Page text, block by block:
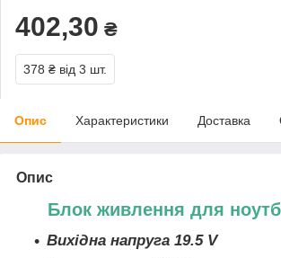
402,30 ₴
378 ₴ від 3 шт.
Опис Характеристики Доставка
Опис
Блок живлення для
Вихідна напруга 19.5 V